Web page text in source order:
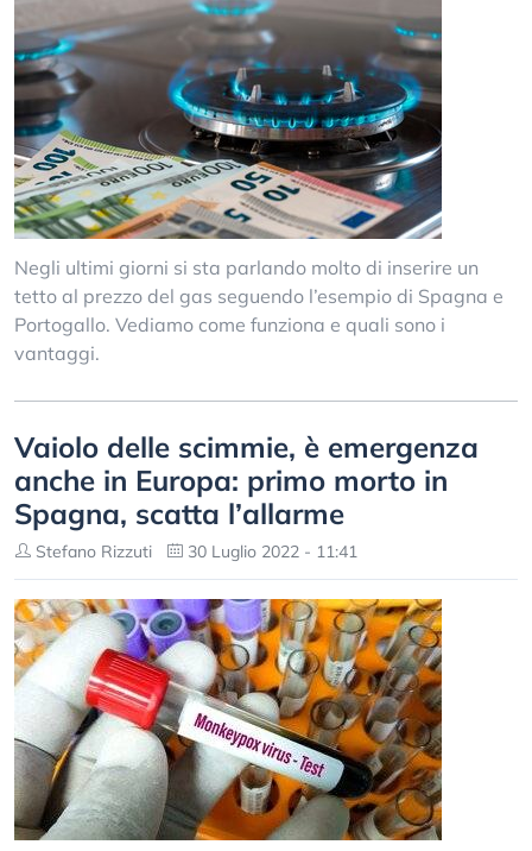
Negli ultimi giorni si sta parlando molto di inserire un
tetto al prezzo del gas seguendo l’esempio di Spagna e
Portogallo. Vediamo come funziona e quali sono i
vantaggi.
Vaiolo delle scimmie, è emergenza
anche in Europa: primo morto in
Spagna, scatta l’allarme
Stefano Rizzuti 30 Luglio 2022 - 11:41